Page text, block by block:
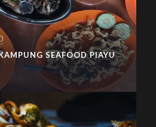
SEAFOOD PIAYU